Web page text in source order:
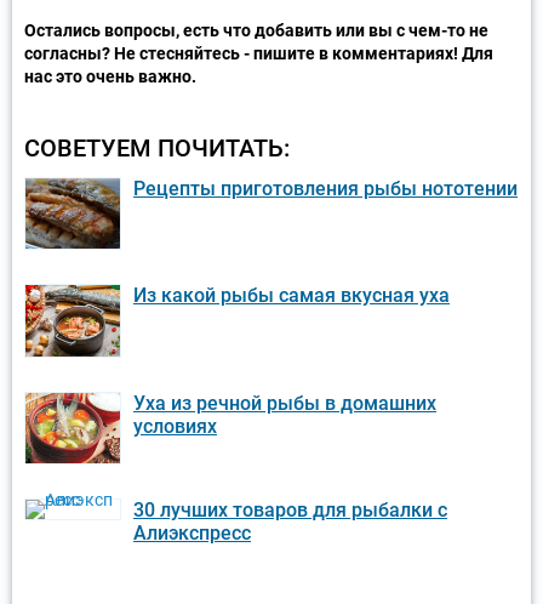
Остались вопросы, есть что добавить или вы с чем-то не
согласны? Не стесняйтесь - пишите в комментариях! Для
нас это очень важно.
СОВЕТУЕМ ПОЧИТАТЬ:
Рецепты приготовления рыбы нототении
Из какой рыбы самая вкусная уха
Уха из речной рыбы в домашних
условиях
30 лучших товаров для рыбалки с
Алиэкспресс